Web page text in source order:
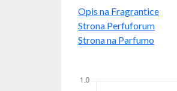
Opis na Fragrantice
Strona Perfuforum
Strona na Parfumo